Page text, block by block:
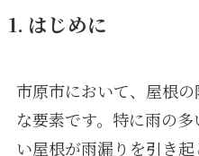
1. はじめに
市原市において、屋根
な要素です。特に雨の
い屋根が雨漏りを引き